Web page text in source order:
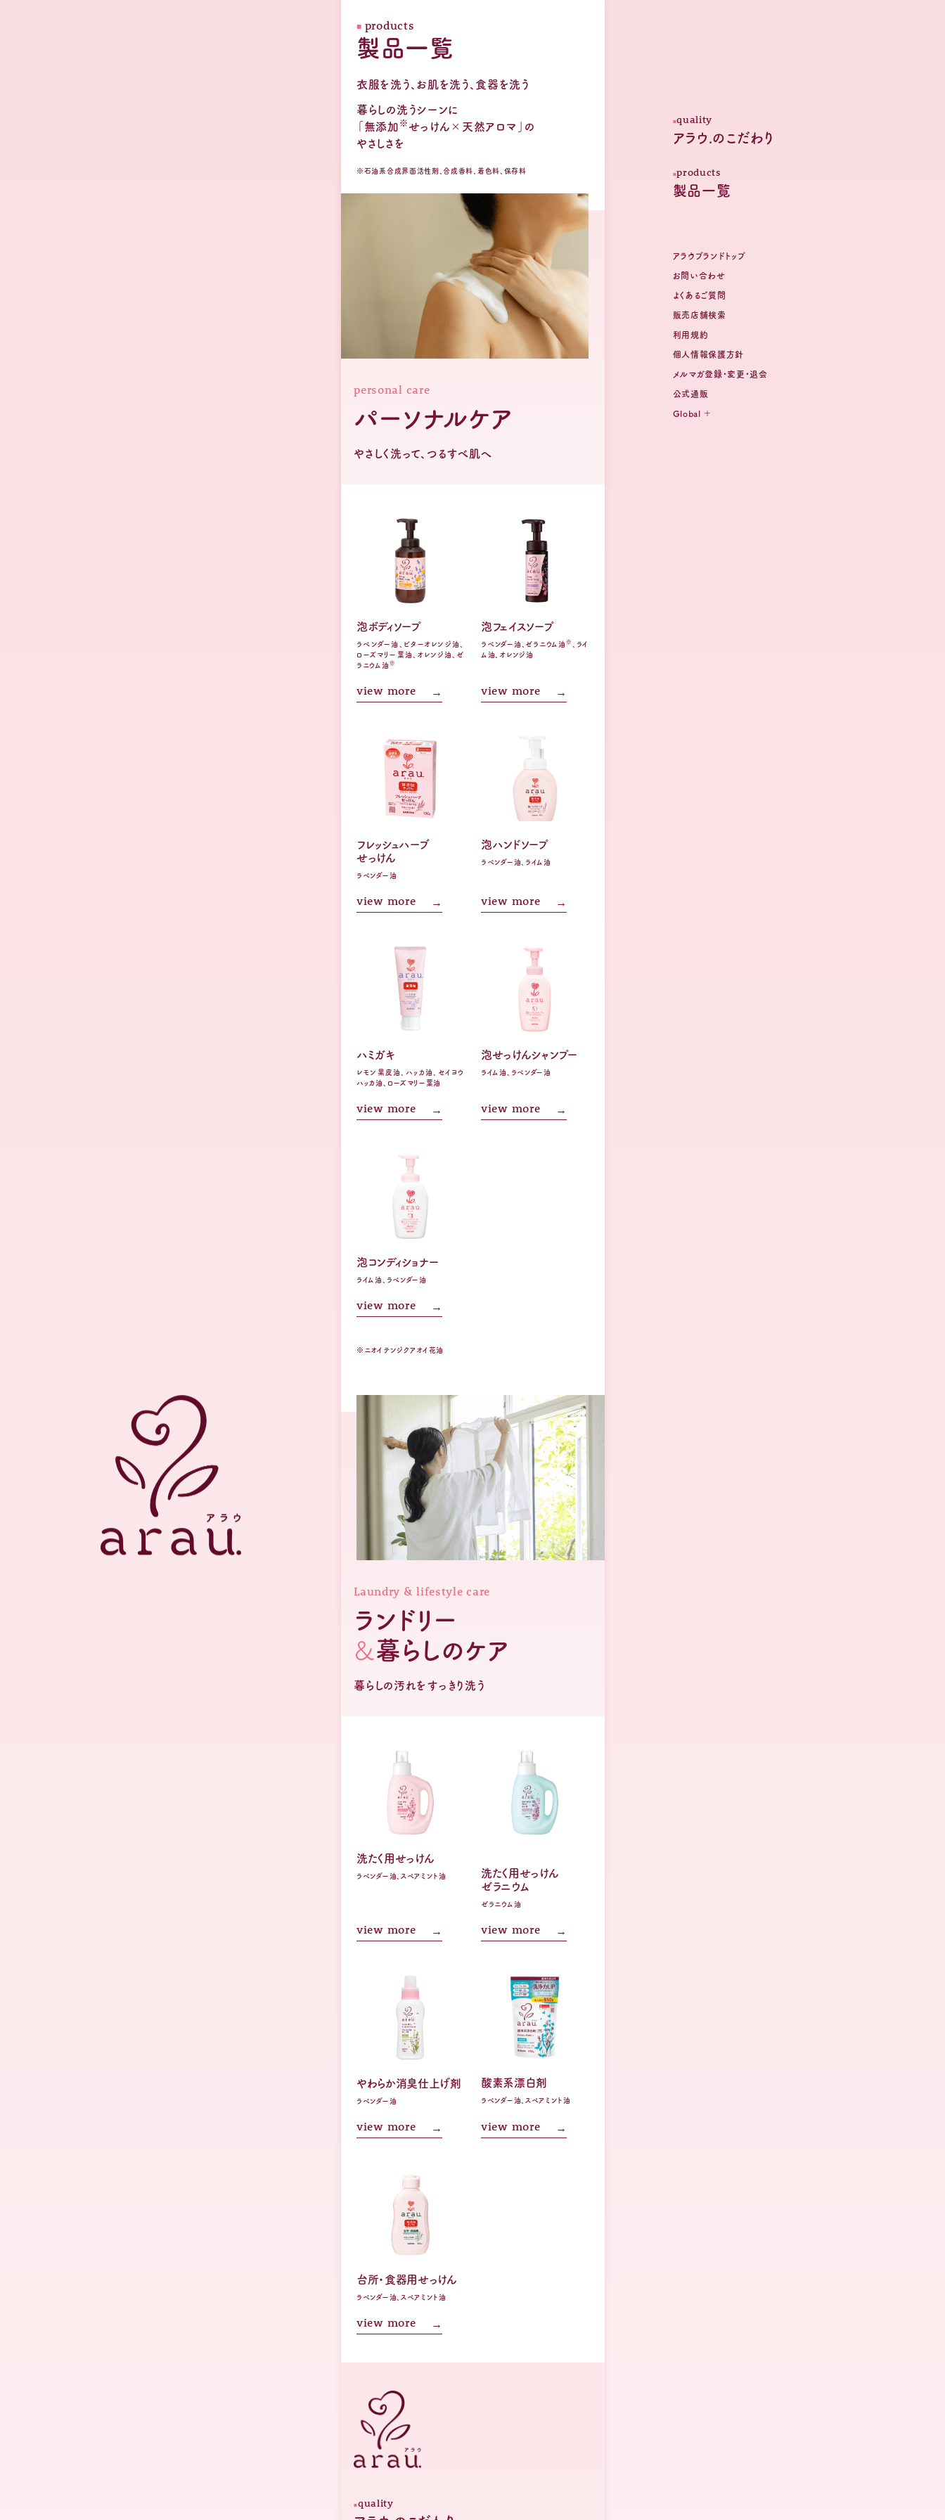
アラウ.のこだわり
products
製品一覧
アラウブランドトップ
お問い合わせ
よくあるご質問
Global
products
製品一覧
衣服を洗う、お肌を洗う、食器を洗う
暮らしの洗うシーンに
「無添加 ※ せっけん×天然アロマ」の
やさしさを
※石油系合成界面活性剤、合成香料、着色料、保存料
personal care
パーソナルケア
やさしく洗って、つるすべ肌へ
泡ボディソープ
ラベンダー油、ビターオレンジ油、
ローズマリー葉油、オレンジ油、ゼ
ラニウム油 ※
view more
泡フェイスソープ
ラベンダー油、ゼラニウム油 ※
、ライ
ム油、オレンジ油
view more
フレッシュハーブ
せっけん
ラベンダー油
view more
泡ハンドソープ
ラベンダー油、ライム油
view more
ハミガキ
レモン果皮油、ハッカ油、セイヨウ
ハッカ油、ローズマリー葉油
view more
泡せっけんシャンプー
ライム油、ラベンダー油
view more
泡コンディショナー
ライム油、ラベンダー油
view more
※ニオイテンジクアオイ花油
Laundry & lifestyle care
ランドリー
&暮らしのケア
暮らしの汚れをすっきり洗う
洗たく用せっけん
ラベンダー油、スペアミント油
view more
洗たく用せっけん
ゼラニウム
ゼラニウム油
view more
やわらか消臭仕上げ剤
ラベンダー油
view more
酸素系漂白剤
ラベンダー油、スペアミント油
view more
台所・食器用せっけん
ラベンダー油、スペアミント油
view more
quality
quality
アラウ.のこだわり
products
製品一覧
アラウブランドトップ
お問い合わせ
よくあるご質問
販売店舗検索
利用規約
個人情報保護方針
メルマガ登録・変更・退会
公式通販
Global